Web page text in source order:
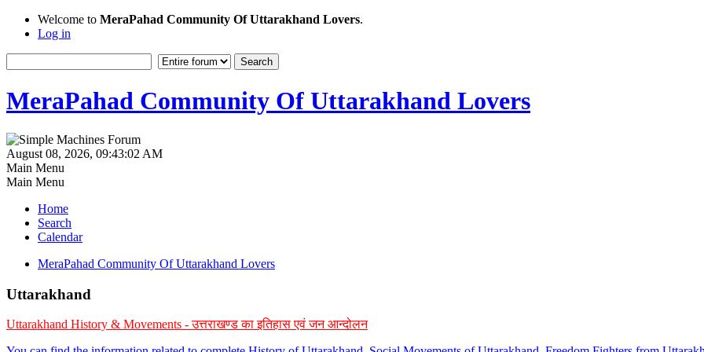
Welcome to MeraPahad Community Of Uttarakhand Lovers.
Log in
MeraPahad Community Of Uttarakhand Lovers
August 08, 2026, 09:43:02 AM
Main Menu
Main Menu
Home
Search
Calendar
MeraPahad Community Of Uttarakhand Lovers
Uttarakhand
Uttarakhand History & Movements - उत्तराखण्ड का इतिहास एवं जन आन्दोलन